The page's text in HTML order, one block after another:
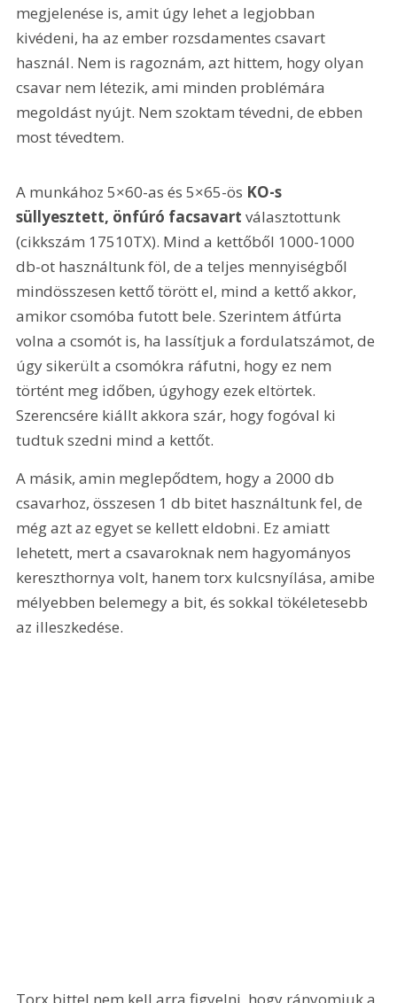
megjelenése is, amit úgy lehet a legjobban
kivédeni, ha az ember rozsdamentes csavart
használ. Nem is ragoznám, azt hittem, hogy olyan
csavar nem létezik, ami minden problémára
megoldást nyújt. Nem szoktam tévedni, de ebben
most tévedtem.
A munkához 5×60-as és 5×65-ös KO-s
süllyesztett, önfúró facsavart választottunk
(cikkszám 17510TX). Mind a kettőből 1000-1000
db-ot használtunk föl, de a teljes mennyiségből
mindösszesen kettő törött el, mind a kettő akkor,
amikor csomóba futott bele. Szerintem átfúrta
volna a csomót is, ha lassítjuk a fordulatszámot, de
úgy sikerült a csomókra ráfutni, hogy ez nem
történt meg időben, úgyhogy ezek eltörtek.
Szerencsére kiállt akkora szár, hogy fogóval ki
tudtuk szedni mind a kettőt.
A másik, amin meglepődtem, hogy a 2000 db
csavarhoz, összesen 1 db bitet használtunk fel, de
még azt az egyet se kellett eldobni. Ez amiatt
lehetett, mert a csavaroknak nem hagyományos
kereszthornya volt, hanem torx kulcsnyílása, amibe
mélyebben belemegy a bit, és sokkal tökéletesebb
az illeszkedése.